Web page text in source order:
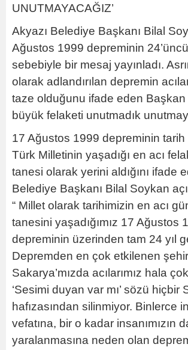
UNUTMAYACAĞIZ’
Akyazı Belediye Başkanı Bilal
Ağustos 1999 depreminin
sebebiyle bir mesaj yayınladı.
olarak adlandırılan depremin
taze olduğunu ifade eden Başkan
büyük felaketi unutmadık
17 Ağustos 1999 depreminin tarih
Türk Milletinin yaşadığı en acı
tanesi olarak yerini aldığını ifade
Belediye Başkanı Bilal Soykan
“ Millet olarak tarihimizin en acı
tanesini yaşadığımız 17 Ağustos
depreminin üzerinden tam 24 yıl
Depremden en çok etkilenen
Sakarya’mızda acılarımız hala
‘Sesimi duyan var mı’ sözü hiçbir
hafızasından silinmiyor. Binlerce
vefatına, bir o kadar insanımızın
yaralanmasına neden olan